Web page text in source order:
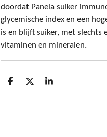
doordat Panela suiker
glycemische index en een
is en blijft suiker, met slechts
vitaminen en mineralen.
D
D
S